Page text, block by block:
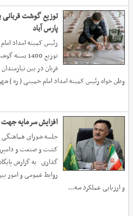
پارس آباد
رئیس کمیته امداد
توزیع 1400
قربان در بین
وطن خواه رئیس کمیته امداد امام خمینی ( ره )
افزایش سرمایه
جلسه شورای هماهنگی
کشت و صنعت و
گذاری به گزارش
روابط عمومی و امور
و ارزیابی عملکرد سه...